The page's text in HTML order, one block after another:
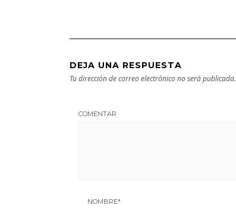
DEJA UNA RESPUESTA
Tu dirección de correo electrónico no será publicada.
COMENTAR
NOMBRE*